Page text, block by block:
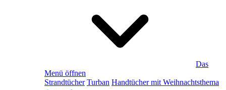
Das
Menü öffnen
Strandtücher Turban Handtücher mit Weihnachtsthema